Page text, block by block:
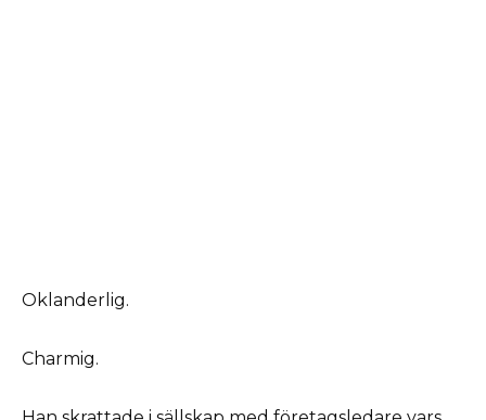
Oklanderlig.
Charmig.